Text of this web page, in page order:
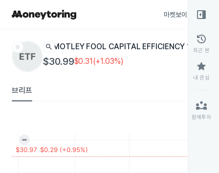
마켓보이스
star search MOTLEY FOOL CAPITAL EFFICIENCY 100 TMFE
$30.99$0.31(+1.03%)
브리프
right_panel_open
history
최근 본
star
내 관심
partner_exchange
함께투자